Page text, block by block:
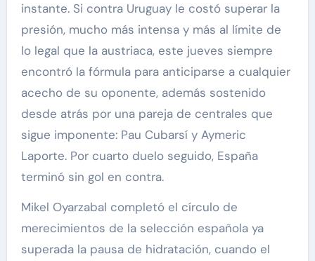
instante. Si contra Uruguay le costó superar la
presión, mucho más intensa y más al límite de
lo legal que la austriaca, este jueves siempre
encontró la fórmula para anticiparse a cualquier
acecho de su oponente, además sostenido
desde atrás por una pareja de centrales que
sigue imponente: Pau Cubarsí y Aymeric
Laporte. Por cuarto duelo seguido, España
terminó sin gol en contra.
Mikel Oyarzabal completó el círculo de
merecimientos de la selección española ya
superada la pausa de hidratación, cuando el